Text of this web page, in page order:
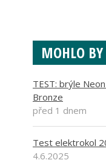
MOHLO
TEST: brýle
Bronze
před 1 dnem
Test elektrokol
4.6.2025